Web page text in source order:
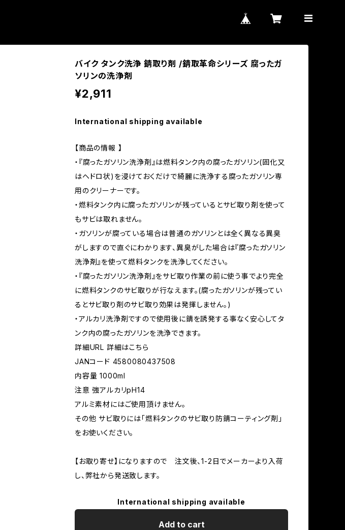
バイク タンク洗浄 錆取り剤 /錆取革命シリーズ 腐ったガ
ソリンの洗浄剤
¥2,911
International shipping available
【商品の情報 】
・『腐ったガソリン洗浄剤』は燃料タンク内の腐ったガソリン(固化又
はヘドロ状)を浸けておくだけで綺麗に洗浄する腐ったガソリン専
用のクリーナーです。
・燃料タンク内に腐ったガソリンが残っているとサビ取り剤を使って
もサビは取れません。
・ガソリンが腐っている場合は普通のガソリンとは全く異なる異臭
がしますので直ぐにわかります、異臭がした場合は『腐ったガソリン
洗浄剤』を使って燃料タンクを洗浄してください。
・『腐ったガソリン洗浄剤』をサビ取り作業の前に使う事でより完全
に燃料タンクのサビ取りが行なえます。(腐ったガソリンが残ってい
るとサビ取り剤のサビ取り効果は発揮しません。)
・アルカリ洗浄剤ですので使用後に錆を誘発する事なく安心してタ
ンク内の腐ったガソリンを洗浄できます。
詳細URL 詳細はこちら
JANコード 4580080437508
内容量 1000ml
注意 強アルカリpH14
アルミ素材にはご使用頂けません。
その他 サビ取りには「燃料タンクのサビ取り防錆コーティング剤」
をお使いください。
【お取り寄せ】になりますので 注文後、1-2日でメーカーより入荷
し、弊社から発送致します。
International shipping available
Add to cart